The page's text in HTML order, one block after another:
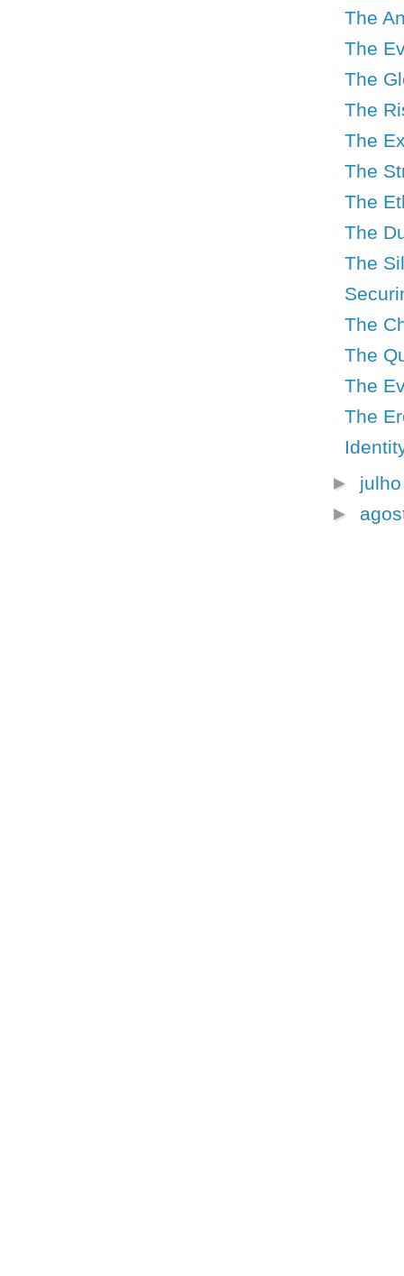
The
The
The
The
The
The
The
The
The
The
The
The
The
►
►